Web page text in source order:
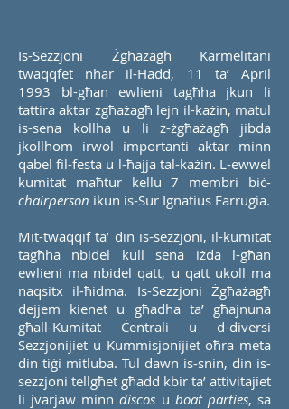
Is-Sezzjoni Żgħażagħ Karmelitani
twaqqfet nhar il-Ħadd, 11 ta’ April
1993 bl-għan ewlieni tagħha jkun li
tattira aktar żgħażagħ lejn il-każin, matul
is-sena kollha u li ż-żgħażagħ jibda
jkollhom irwol importanti aktar minn
qabel fil-festa u l-ħajja tal-każin. L-ewwel
kumitat maħtur kellu 7 membri biċ-
chairperson ikun is-Sur Ignatius Farrugia.
Mit-twaqqif ta’ din is-sezzjoni, il-kumitat
tagħha nbidel kull sena iżda l-għan
ewlieni ma nbidel qatt, u qatt ukoll ma
naqsitx il-ħidma. Is-Sezzjoni Żgħażagħ
dejjem kienet u għadha ta’ għajnuna
għall-Kumitat Ċentrali u d-diversi
Sezzjonijiet u Kummisjonijiet oħra meta
din tiġi mitluba. Tul dawn is-snin, din is-
sezzjoni tellgħet għadd kbir ta’ attivitajiet
li jvarjaw minndiscos u boat parties, sa